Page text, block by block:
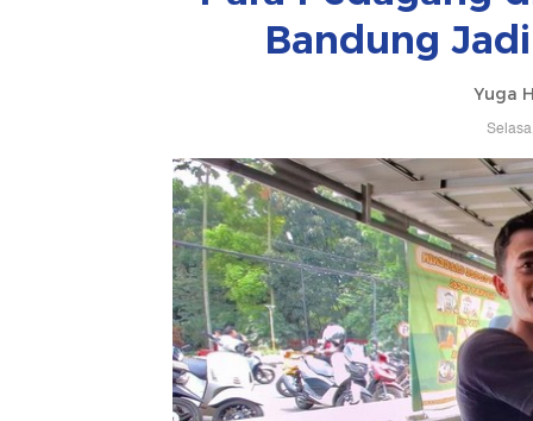
Bandung
Yuga